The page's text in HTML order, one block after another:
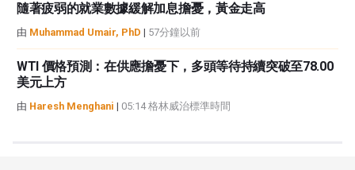
隨著疲弱的就業數據緩解加息擔憂，黃金走高
由 Muhammad Umair, PhD | 57分鐘以前
WTI 價格預測：在供應擔憂下，多頭等待持續突破至78.00
美元上方
由 Haresh Menghani | 05:14 格林威治標準時間